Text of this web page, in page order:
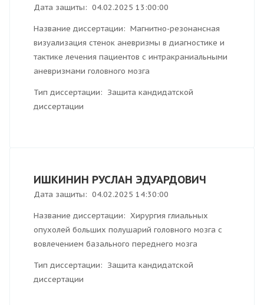
Дата защиты: 04.02.2025 13:00:00
Название диссертации: Магнитно-резонансная
визуализация стенок аневризмы в диагностике и
тактике лечения пациентов с интракраниальными
аневризмами головного мозга
Тип диссертации: Защита кандидатской
диссертации
ИШКИНИН РУСЛАН ЭДУАРДОВИЧ
Дата защиты: 04.02.2025 14:30:00
Название диссертации: Хирургия глиальных
опухолей больших полушарий головного мозга с
вовлечением базального переднего мозга
Тип диссертации: Защита кандидатской
диссертации